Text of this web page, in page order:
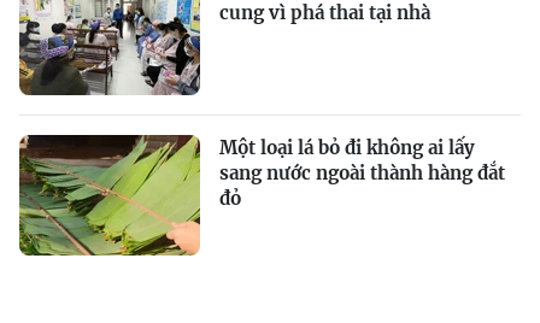
cung vì phá thai tại nhà
Một loại lá bỏ đi không ai lấy
sang nước ngoài thành hàng đắt
đỏ